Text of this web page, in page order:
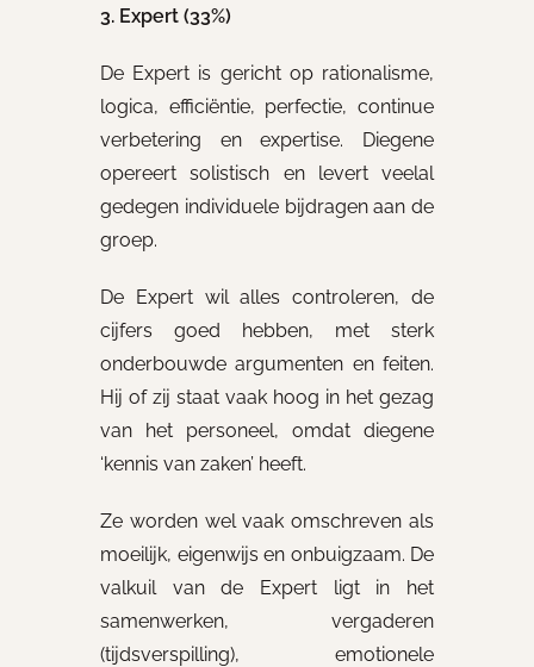
3. Expert (33%)
De Expert is gericht op rationalisme,
logica, efficiëntie, perfectie, continue
verbetering en expertise. Diegene
opereert solistisch en levert veelal
gedegen individuele bijdragen aan de
groep.
De Expert wil alles controleren, de
cijfers goed hebben, met sterk
onderbouwde argumenten en feiten.
Hij of zij staat vaak hoog in het gezag
van het personeel, omdat diegene
‘kennis van zaken’ heeft.
Ze worden wel vaak omschreven als
moeilijk, eigenwijs en onbuigzaam. De
valkuil van de Expert ligt in het
samenwerken, vergaderen
(tijdsverspilling), emotionele